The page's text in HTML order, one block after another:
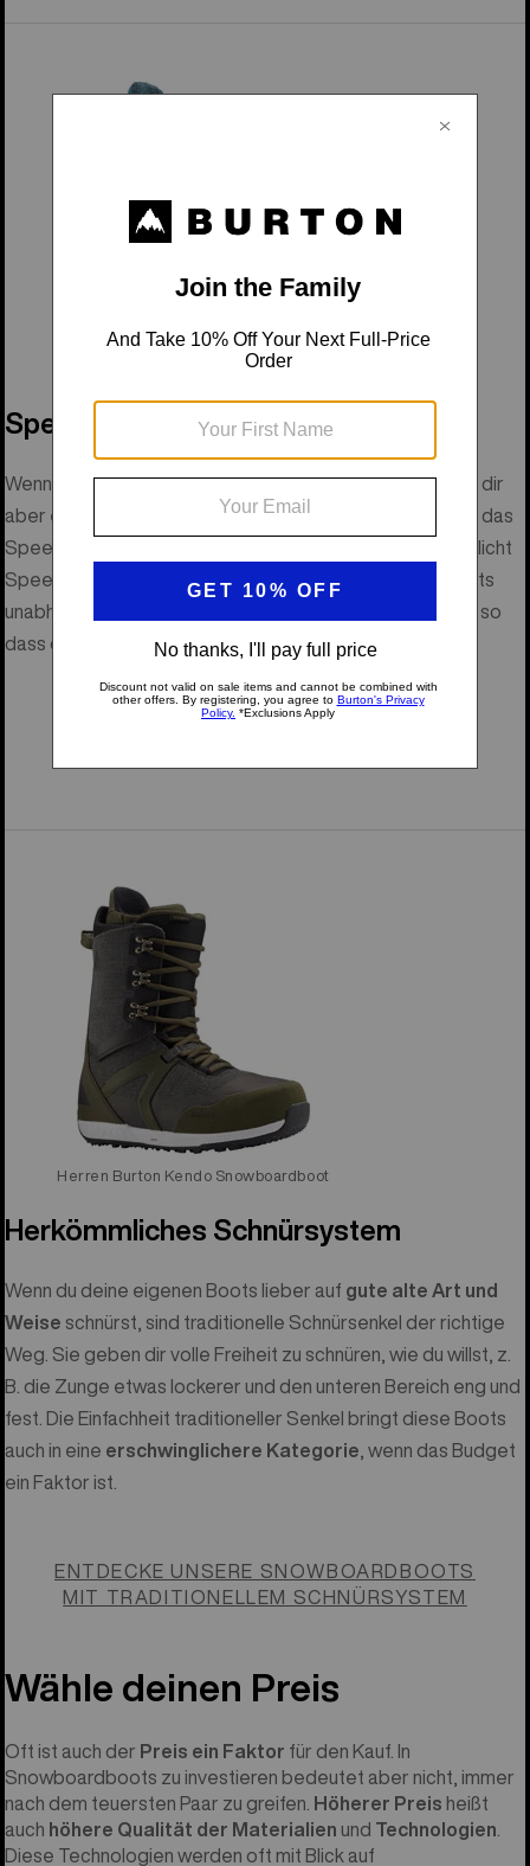
Damen Burton Mint Snowboardboot
Speed Zone™ Schnürsystem
Wenn dir Schnürsenkel im guten alten Stil gefallen, du sie dir
aber etwas schneller und effizienter wünschst, probiere das
Speed Zone™ System. Mit
ermöglicht
Speed Zone™, den oberen und unteren Bereich des Boots
unabhängig voneinander zu lockern und straff zu ziehen, so
dass du eine individuelle Passform erhältst.
Herren Burton Kendo Snowboardboot
Herkömmliches Schnürsystem
Wenn du deine eigenen Boots lieber auf gute alte Art und
Weise schnürst, sind traditionelle Schnürsenkel der richtige
Weg. Sie geben dir volle Freiheit zu schnüren, wie du willst, z.
B. die Zunge etwas lockerer und den unteren Bereich eng und
fest. Die Einfachheit traditioneller Senkel bringt diese Boots
auch in eine erschwinglichere Kategorie , wenn das Budget
ein Faktor ist.
ENTDECKE UNSERE SNOWBOARDBOOTS
MIT TRADITIONELLEM SCHNÜRSYSTEM
Wähle deinen Preis
Oft ist auch der Preis ein Faktor für den Kauf. In
Snowboardboots zu investieren bedeutet aber nicht, immer
nach dem teuersten Paar zu greifen.
Höherer Preis heißt
auch höhere Qualität der Materialien und Technologien
Diese Technologien werden oft mit Blick auf